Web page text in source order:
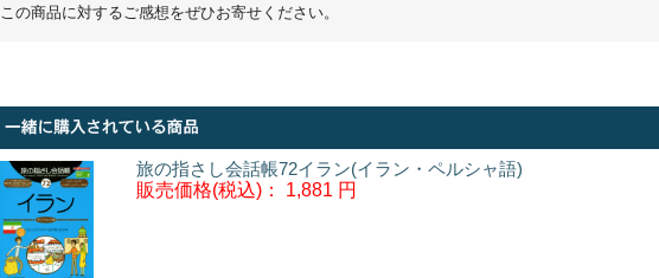
この商品に対するご感想をぜひお寄せください。
旅の指さし会話帳72イラン(イラン・ペルシャ語)
販売価格(税込)： 1,881 円